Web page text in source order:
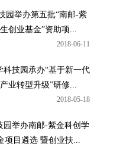
园举办第五批“南邮-紫
创业基金”资助项...
2018-06-11
科技园承办“基于新一代
业转型升级”研修...
2018-05-18
园举办南邮-紫金科创学
项目遴选 暨创业扶...